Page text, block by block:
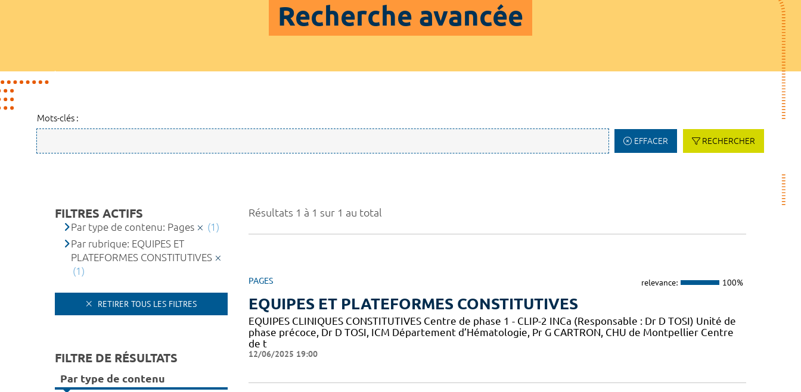
Recherche avancée
Mots-clés :
EFFACER RECHERCHER
Résultats 1 à 1 sur 1 au total
PAGES relevance: 100%
EQUIPES ET PLATEFORMES CONSTITUTIVES
EQUIPES CLINIQUES CONSTITUTIVES Centre de phase 1 - CLIP-2 INCa (Responsable : Dr D TOSI) Unité de
phase précoce, Dr D TOSI, ICM Département d’Hématologie, Pr G CARTRON, CHU de Montpellier Centre
de t
12/06/2025 19:00
FILTRES ACTIFS
Par type de contenu: Pages
(1)
Par rubrique: EQUIPES ET
PLATEFORMES CONSTITUTIVES
(1)
RETIRER TOUS LES FILTRES
FILTRE DE RÉSULTATS
Par type de contenu